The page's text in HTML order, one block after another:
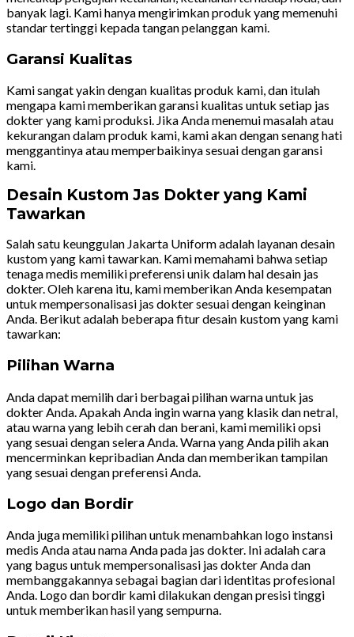
banyak lagi. Kami hanya mengirimkan produk yang memenuhi
standar tertinggi kepada tangan pelanggan kami.
Garansi Kualitas
Kami sangat yakin dengan kualitas produk kami, dan itulah
mengapa kami memberikan garansi kualitas untuk setiap jas
dokter yang kami produksi. Jika Anda menemui masalah atau
kekurangan dalam produk kami, kami akan dengan senang hati
menggantinya atau memperbaikinya sesuai dengan garansi
kami.
Desain Kustom Jas Dokter yang Kami
Tawarkan
Salah satu keunggulan Jakarta Uniform adalah layanan desain
kustom yang kami tawarkan. Kami memahami bahwa setiap
tenaga medis memiliki preferensi unik dalam hal desain jas
dokter. Oleh karena itu, kami memberikan Anda kesempatan
untuk mempersonalisasi jas dokter sesuai dengan keinginan
Anda. Berikut adalah beberapa fitur desain kustom yang kami
tawarkan:
Pilihan Warna
Anda dapat memilih dari berbagai pilihan warna untuk jas
dokter Anda. Apakah Anda ingin warna yang klasik dan netral,
atau warna yang lebih cerah dan berani, kami memiliki opsi
yang sesuai dengan selera Anda. Warna yang Anda pilih akan
mencerminkan kepribadian Anda dan memberikan tampilan
yang sesuai dengan preferensi Anda.
Logo dan Bordir
Anda juga memiliki pilihan untuk menambahkan logo instansi
medis Anda atau nama Anda pada jas dokter. Ini adalah cara
yang bagus untuk mempersonalisasi jas dokter Anda dan
membanggakannya sebagai bagian dari identitas profesional
Anda. Logo dan bordir kami dilakukan dengan presisi tinggi
untuk memberikan hasil yang sempurna.